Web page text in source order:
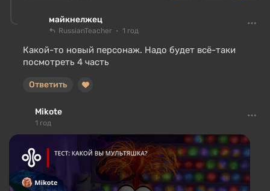
майкнелжец
RussianTeacher 1 год
Какой-то новый персонаж. Надо будет всё-таки
посмотреть 4 часть
Ответить
Mikote
1 год